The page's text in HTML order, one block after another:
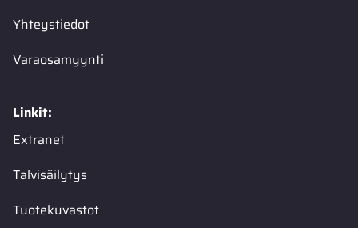
Yhteystiedot
Varaosamyynti
Linkit:
Extranet
Talvisäilytys
Tuotekuvastot